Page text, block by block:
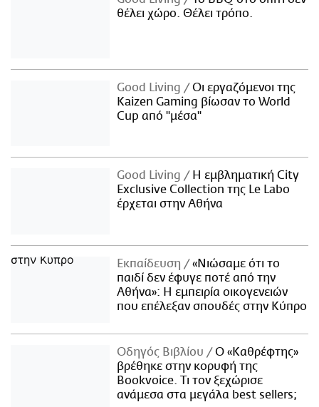
θέλει χώρο. Θέλει τρόπο.
Good Living
Οι εργαζόμενοι της
Kaizen Gaming βίωσαν το World
Cup από "μέσα"
Good Living
Η εμβληματική City
Exclusive Collection της Le Labo
έρχεται στην Αθήνα
Εκπαίδευση
«Νιώσαμε ότι το
παιδί δεν έφυγε ποτέ από την
Αθήνα»: Η εμπειρία οικογενειών
που επέλεξαν σπουδές στην Κύπρο
Οδηγός Βιβλίου
Ο «Καθρέφτης»
βρέθηκε στην κορυφή της
Bookvoice. Τι τον ξεχώρισε
ανάμεσα στα μεγάλα best sellers;